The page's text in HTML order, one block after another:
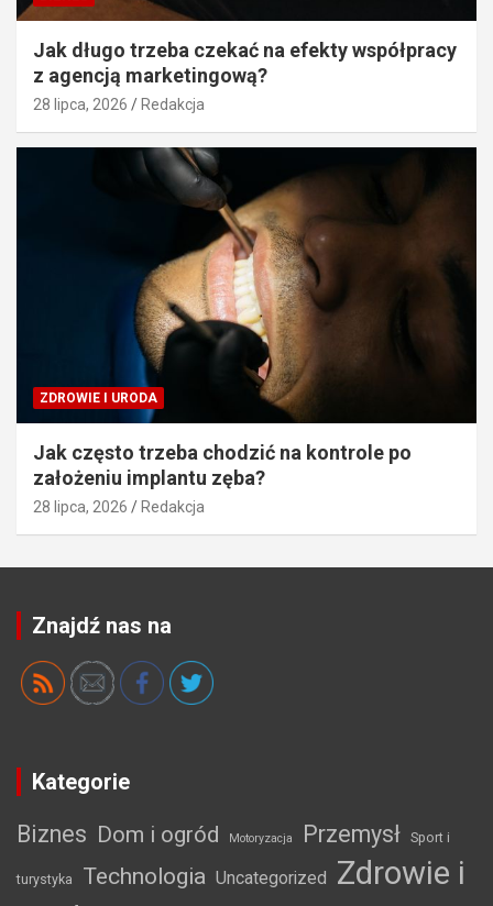
Jak długo trzeba czekać na efekty współpracy
z agencją marketingową?
28 lipca, 2026 Redakcja
ZDROWIE I URODA
Jak często trzeba chodzić na kontrole po
założeniu implantu zęba?
28 lipca, 2026 Redakcja
Znajdź nas na
Kategorie
Biznes Dom i ogród Motoryzacja Przemysł Sport i
turystyka Technologia Uncategorized
Zdrowie i